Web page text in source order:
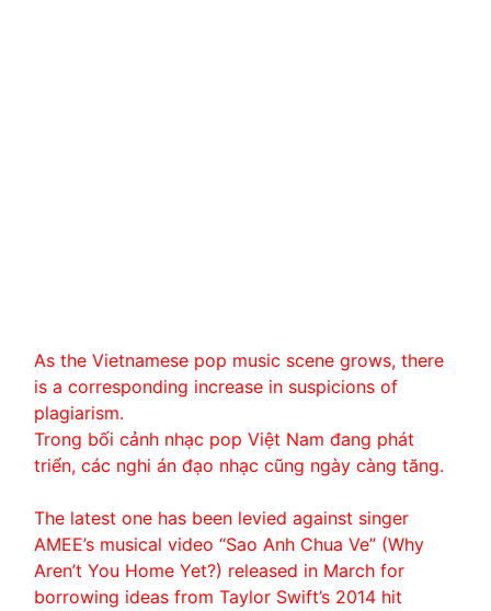
As the Vietnamese pop music scene grows, there
is a corresponding increase in suspicions of
plagiarism.
Trong bối cảnh nhạc pop Việt Nam đang phát
triển, các nghi án đạo nhạc cũng ngày càng tăng.
The latest one has been levied against singer
AMEE’s musical video “Sao Anh Chua Ve” (Why
Aren’t You Home Yet?) released in March for
borrowing ideas from Taylor Swift’s 2014 hit